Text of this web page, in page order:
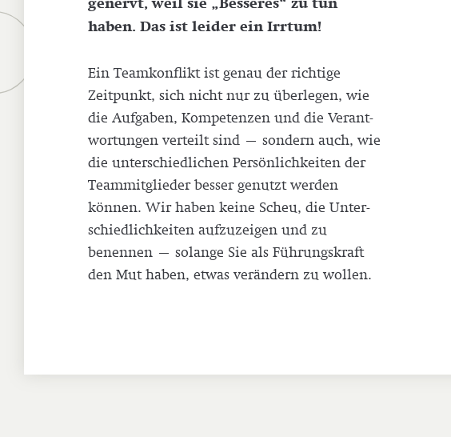
haben. Das ist leider ein Irrtum!
Ein Team­kon­flikt ist genau der richtige
Zeitpunkt, sich nicht nur zu überlegen, wie
die Aufgaben, Kom­pe­ten­zen und die Ver­ant­
wor­tun­gen verteilt sind – sondern auch, wie
die unter­schied­li­chen Per­sön­lich­kei­ten der
Team­mit­glie­der besser genutzt werden
können. Wir haben keine Scheu, die Unter­
schied­lich­kei­ten auf­zu­zei­gen und zu
benennen – solange Sie als Füh­rungs­kraft
den Mut haben, etwas verändern zu wollen.